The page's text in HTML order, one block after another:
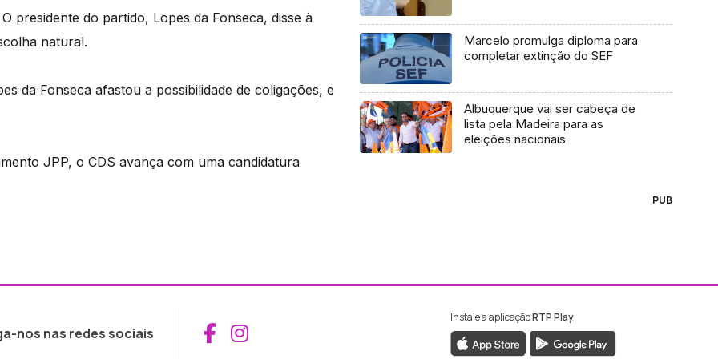
presidente do partido, Lopes da Fonseca, disse à
natural.
da Fonseca afastou a possibilidade de coligações, e
JPP, o CDS avança com uma candidatura
Marcelo promulga diploma para
completar extinção do SEF
Albuquerque vai ser cabeça de
lista pela Madeira para as
eleições nacionais
PUB
nos nas redes sociais Aceder ao Facebook da RTP Madeira
Aceder ao Instagram da RTP Madeira
Instale a aplicaçãoRTP Play